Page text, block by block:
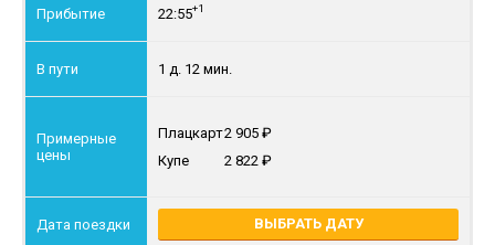
22:55+1
1 д. 12 мин.
Плацкарт2 905
Купе
2 822
ВЫБРАТЬ ДАТУ